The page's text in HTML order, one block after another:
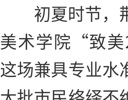
初夏时节，
美术学院“致美
这场兼具专业水